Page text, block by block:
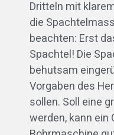
Dritteln mit
die
beachten: Erst
Spachtel! Die
behutsam
Vorgaben des
sollen. Soll eine
werden, kann ein